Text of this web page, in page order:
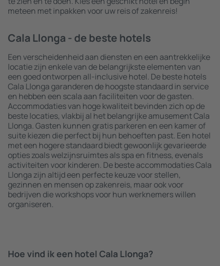
meteen met inpakken voor uw reis of zakenreis!
Cala Llonga - de beste hotels
Een verscheidenheid aan diensten en een aantrekkelijke
locatie zijn enkele van de belangrijkste elementen van
een goed ontworpen all-inclusive hotel. De beste hotels
Cala Llonga garanderen de hoogste standaard in service
en hebben een scala aan faciliteiten voor de gasten.
Accommodaties van hoge kwaliteit bevinden zich op de
beste locaties, vlakbij al het belangrijke amusement Cala
Llonga. Gasten kunnen gratis parkeren en een kamer of
suite kiezen die perfect bij hun behoeften past. Een hotel
met een hogere standaard biedt gewoonlijk gevarieerde
opties zoals welzijnsruimtes als spa en fitness, evenals
activiteiten voor kinderen. De beste accommodaties Cala
Llonga zijn altijd een perfecte keuze voor stellen,
gezinnen en mensen op zakenreis, maar ook voor
bedrijven die workshops voor hun werknemers willen
organiseren.
Hoe vind ik een hotel Cala Llonga?